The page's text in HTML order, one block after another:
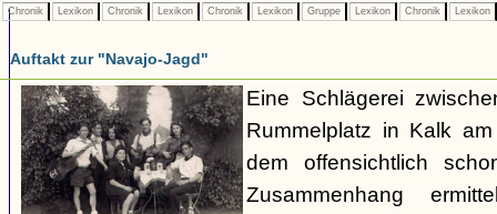
Chronik Lexikon Chronik Lexikon Chronik Lexikon Gruppe Lexikon Chronik Lexikon
Auftakt zur "Navajo-Jagd"
Eine Schlägerei
Rummelplatz in Kalk
dem offensichtlich
Zusammenhang